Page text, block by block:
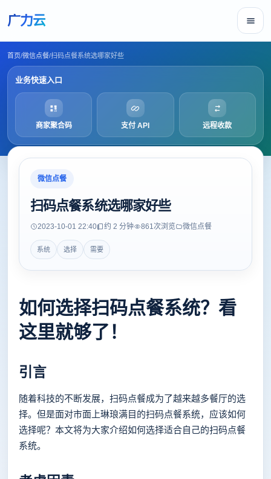
广力云
首页/微信点餐/扫码点餐系统选哪家好些
业务快速入口
商家聚合码 支付 API 远程收款
微信点餐
扫码点餐系统选哪家好些
2023-10-01 22:40 约 2 分钟 861次浏览 微信点餐
系统 选择 需要
如何选择扫码点餐系统？看
这里就够了！
引言
随着科技的不断发展，扫码点餐成为了越来越多餐厅的选
择。但是面对市面上琳琅满目的扫码点餐系统，应该如何
选择呢？本文将为大家介绍如何选择适合自己的扫码点餐
系统。